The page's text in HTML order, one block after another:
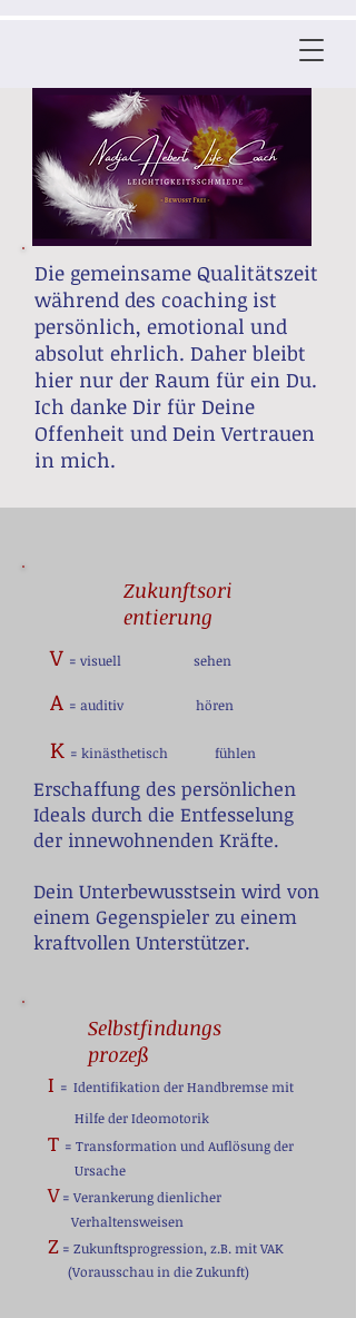
Die gemeinsame Qualitätszeit
während des coaching ist
persönlich, emotional und
absolut ehrlich. Daher bleibt
hier nur der Raum für ein Du.
Ich danke Dir für Deine
Offenheit und Dein Vertrauen
in mich.
Zukunftsori
entierung
V = visuell sehen
A = auditiv hören
K = kinästhetisch fühlen
Erschaffung des persönlichen
Ideals durch die Entfesselung
der innewohnenden Kräfte.
Dein Unterbewusstsein wird von
einem Gegenspieler zu einem
kraftvollen Unterstützer.
Selbstfindungs
prozeß
I = Identifikation der Handbremse mit
Hilfe der Ideomotorik
T = Transformation und Auflösung der
Ursache
V = Verankerung dienlicher
Verhaltensweisen
Z = Zukunftsprogression, z.B. mit VAK
(Vorausschau in die Zukunft)